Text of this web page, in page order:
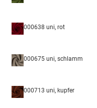
000638 uni, rot
000675 uni, schlamm
000713 uni, kupfer